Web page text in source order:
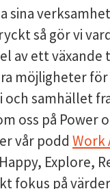
sina
så gör vi
av ett
möjligheter
och samhället
oss på Power
vår podd Work
Explore,
fokus på